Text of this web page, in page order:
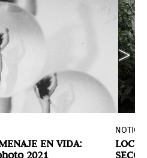
EN VIDA:
2021